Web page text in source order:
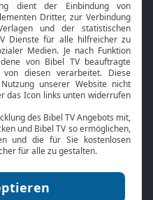
HbbTV
Bibelthek Online-Bibel
Nächster Gottesdienst
Service
Kontakt
TV-Empfang